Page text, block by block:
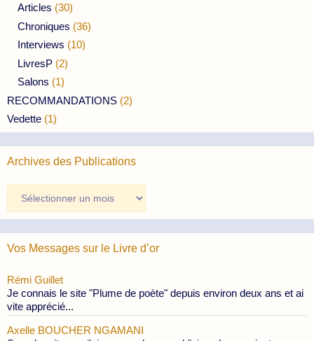
Articles (30)
Chroniques (36)
Interviews (10)
LivresP (2)
Salons (1)
RECOMMANDATIONS (2)
Vedette (1)
Archives des Publications
des
Publications
Vos Messages sur le Livre d’or
Rémi Guillet
Je connais le site "Plume de poète" depuis environ deux ans et ai
vite apprécié...
Axelle BOUCHER NGAMANI